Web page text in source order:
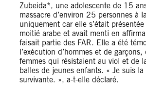
Zubeida*, une adolescente de 15
massacre d’environ 25 personnes à
uniquement car elle s’était
moitié arabe et avait menti en
faisait partie des FAR. Elle a été
l’exécution d’hommes et de
femmes qui résistaient au viol et de
balles de jeunes enfants. « Je suis la
survivante. », a-t-elle déclaré.